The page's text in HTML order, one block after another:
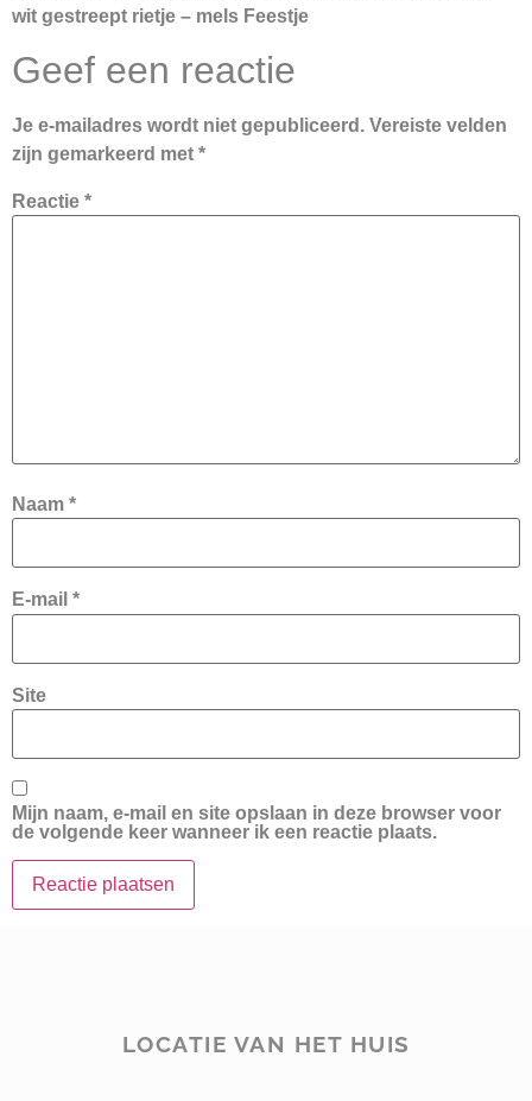
wit gestreept rietje – mels Feestje
Geef een reactie
Je e-mailadres wordt niet gepubliceerd. Vereiste velden
zijn gemarkeerd met *
Reactie *
Naam *
E-mail *
Site
Mijn naam, e-mail en site opslaan in deze browser voor
de volgende keer wanneer ik een reactie plaats.
LOCATIE VAN HET HUIS